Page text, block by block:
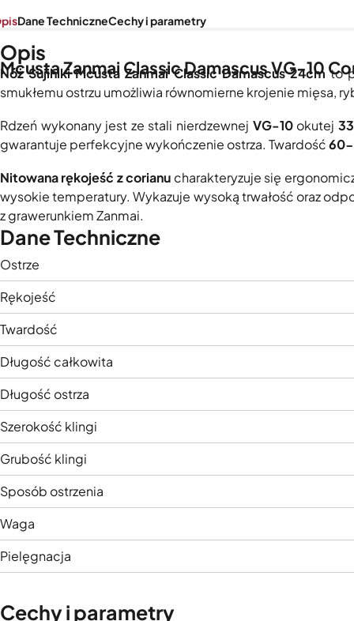
Mcusta Zanmai Classic Damascus VG-10
Dane TechniczneCechy i parametry
Opis
Nóż Sujihiki Mcusta Zanmai Classic Damascus 24cm to
smukłemu ostrzu umożliwia równomierne krojenie mięsa,
Rdzeń wykonany jest ze stali nierdzewnej VG-10okutej
gwarantuje perfekcyjne wykończenie ostrza. Twardość60-
Nitowana rękojeść z corianu charakteryzuje się
wysokie temperatury. Wykazuje wysoką trwałość oraz
z grawerunkiem Zanmai.
Dane Techniczne
Ostrze
Rękojeść
Twardość
Długość całkowita
Długość ostrza
Szerokość klingi
Grubość klingi
Sposób ostrzenia
Waga
Pielęgnacja
Cechy i parametry